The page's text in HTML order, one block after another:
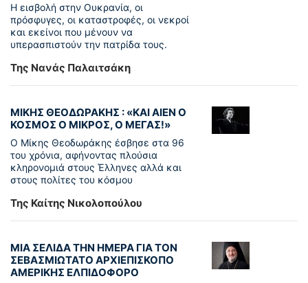
Η εισβολή στην Ουκρανία, οι
πρόσφυγες, οι καταστροφές, οι νεκροί
και εκείνοι που μένουν να
υπερασπιστούν την πατρίδα τους.
Της Νανάς Παλαιτσάκη
ΜΙΚΗΣ ΘΕΟΔΩΡΑΚΗΣ : «KAI ΑΙΕΝ Ο
ΚΟΣΜΟΣ Ο ΜΙΚΡΟΣ, Ο ΜΕΓΑΣ!»
Ο Μίκης Θεοδωράκης έσβησε στα 96
του χρόνια, αφήνοντας πλούσια
κληρονομιά στους Έλληνες αλλά και
στους πολίτες του κόσμου
Της Καίτης Νικολοπούλου
ΜΙΑ ΣΕΛΙΔΑ ΤΗΝ ΗΜΕΡΑ ΓΙΑ ΤΟΝ
ΣΕΒΑΣΜΙΩΤΑΤΟ ΑΡΧΙΕΠΙΣΚΟΠΟ
ΑΜΕΡΙΚΗΣ ΕΛΠΙΔΟΦΟΡΟ